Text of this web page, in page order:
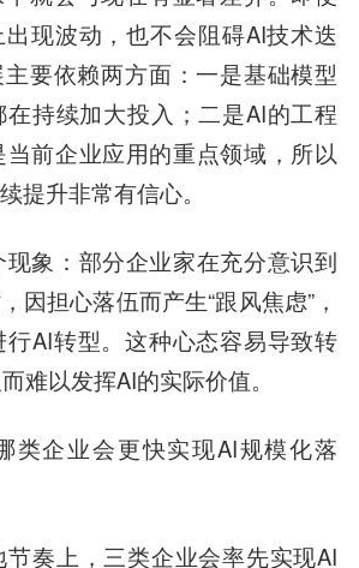
现波动，也不会阻碍AI技术迭
要依赖两方面：一是基础模型
持续加大投入；二是AI的工程
前企业应用的重点领域，所以
提升非常有信心。
象：部分企业家在充分意识到
因担心落伍而产生“跟风焦虑”，
AI转型。这种心态容易导致转
难以发挥AI的实际价值。
类企业会更快实现AI规模化落
节奏上，三类企业会率先实现AI